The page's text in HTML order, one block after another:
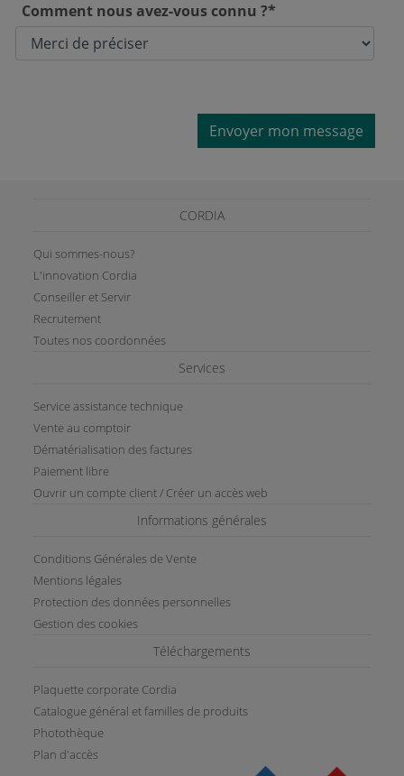
Comment nous avez-vous connu ?*
Envoyer mon message
CORDIA
Qui sommes-nous?
L'innovation Cordia
Conseiller et Servir
Recrutement
Toutes nos coordonnées
Services
Service assistance technique
Vente au comptoir
Dématérialisation des factures
Paiement libre
Ouvrir un compte client / Créer un accès web
Informations générales
Conditions Générales de Vente
Mentions légales
Protection des données personnelles
Gestion des cookies
Téléchargements
Plaquette corporate Cordia
Catalogue général et familles de produits
Photothèque
Plan d'accès